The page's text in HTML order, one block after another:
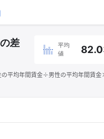
差
平均
値
の平均年間賃金÷男性の平均年間賃